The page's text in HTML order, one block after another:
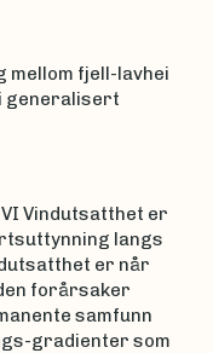
mellom fjell-lavhei
generalisert
Vindutsatthet er
langs
er når
forårsaker
samfunn
gradienter som